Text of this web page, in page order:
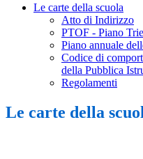
Le carte della scuola
Atto di Indirizzo
PTOF - Piano
Piano annuale
Codice di
della Pubblica
Regolamenti
Le carte della